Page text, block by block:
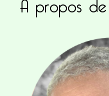
Ce site utilise Akismet